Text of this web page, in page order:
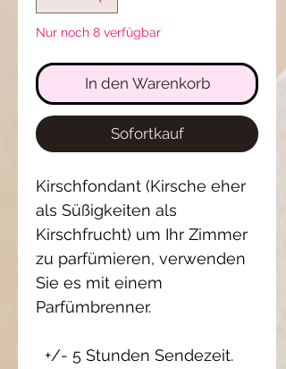
Nur noch 8 verfügbar
In den Warenkorb
Sofortkauf
Kirschfondant (Kirsche eher
als Süßigkeiten als
Kirschfrucht) um Ihr Zimmer
zu parfümieren, verwenden
Sie es mit einem
Parfümbrenner.
+/- 5 Stunden Sendezeit.